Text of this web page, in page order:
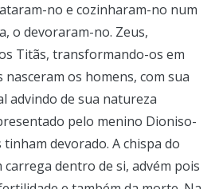
no e cozinharam-no num
o devoraram-no. Zeus,
Titãs, transformando-os em
nasceram os homens, com sua
advindo de sua natureza
pelo menino Dioniso-
devorado. A chispa do
dentro de si, advém pois